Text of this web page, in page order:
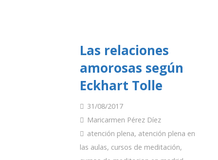
Las relaciones
amorosas según
Eckhart Tolle
31/08/2017
Maricarmen Pérez Díez
atención plena, atención plena en
las aulas, cursos de meditación,